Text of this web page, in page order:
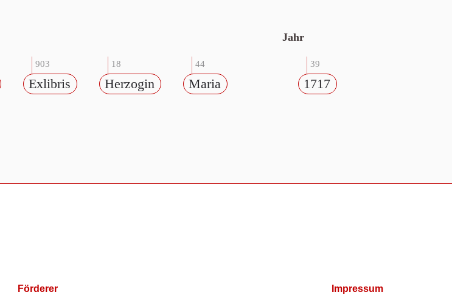
903
Exlibris
18
Herzogin
44
Maria
Jahr
39
1717
Förderer Impressum